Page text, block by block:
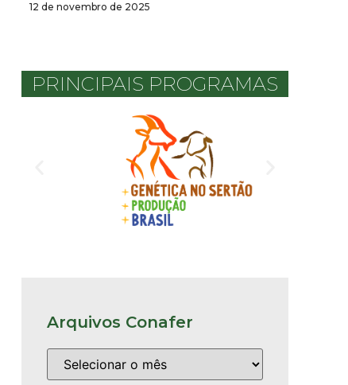
12 de novembro de 2025
PRINCIPAIS PROGRAMAS
Arquivos Conafer